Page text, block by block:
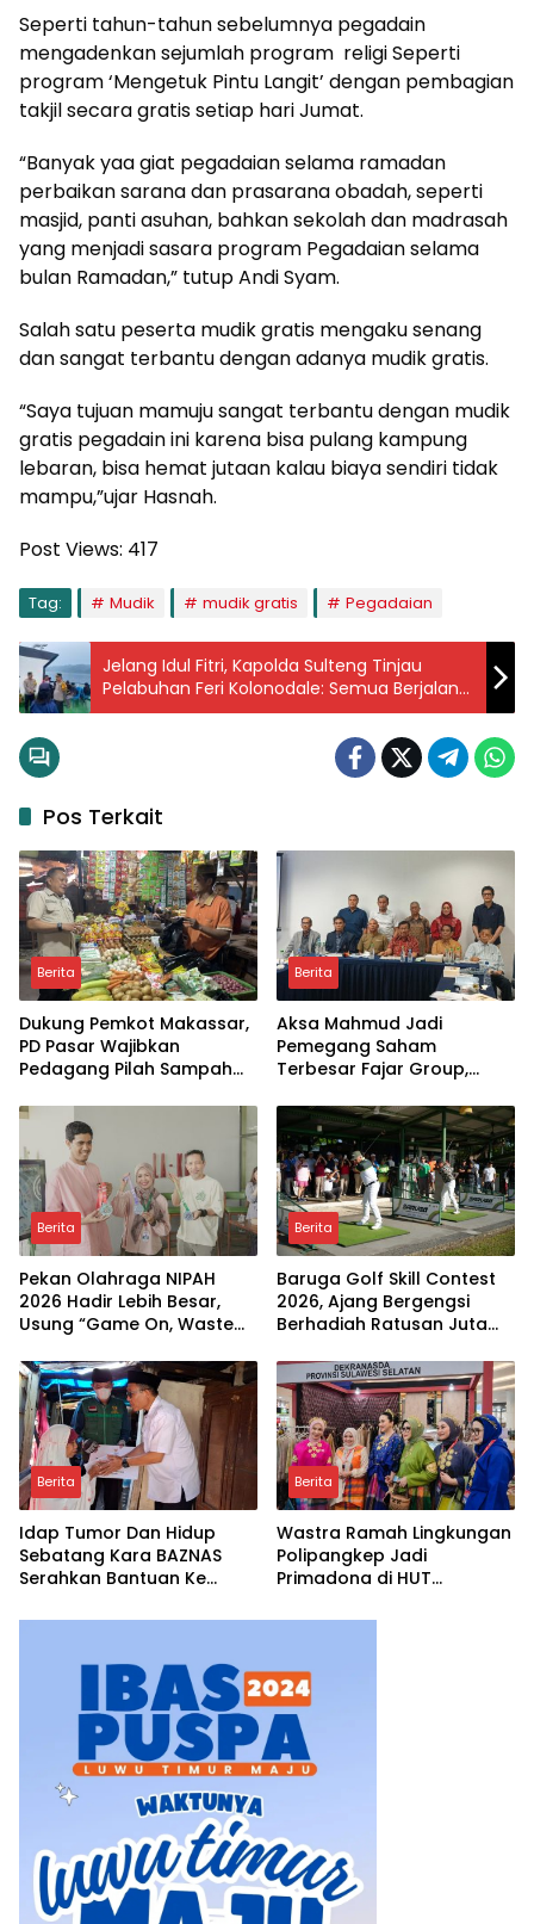
Seperti tahun-tahun sebelumnya pegadain
mengadenkan sejumlah program religi Seperti
program ‘Mengetuk Pintu Langit’ dengan pembagian
takjil secara gratis setiap hari Jumat.
“Banyak yaa giat pegadaian selama ramadan
perbaikan sarana dan prasarana obadah, seperti
masjid, panti asuhan, bahkan sekolah dan madrasah
yang menjadi sasara program Pegadaian selama
bulan Ramadan,” tutup Andi Syam.
Salah satu peserta mudik gratis mengaku senang
dan sangat terbantu dengan adanya mudik gratis.
“Saya tujuan mamuju sangat terbantu dengan mudik
gratis pegadain ini karena bisa pulang kampung
lebaran, bisa hemat jutaan kalau biaya sendiri tidak
mampu,”ujar Hasnah.
Post Views: 417
Tag: Mudik mudik gratis Pegadaian
Jelang Idul Fitri, Kapolda Sulteng Tinjau
Pelabuhan Feri Kolonodale: Semua Berjalan
Lancar
Pos Terkait
Berita
Dukung Pemkot Makassar,
PD Pasar Wajibkan
Pedagang Pilah Sampah
Berita
Aksa Mahmud Jadi
Pemegang Saham
Terbesar Fajar Group,
Perkuat Transformasi
Bisnis
Berita
Pekan Olahraga NIPAH
2026 Hadir Lebih Besar,
Usung “Game On, Waste
Baru Membangun
Ekosistem Olahraga dan
Keberlanjutan
Berita
Baruga Golf Skill Contest
2026, Ajang Bergengsi
Berhadiah Ratusan Juta
Berita
Idap Tumor Dan Hidup
Sebatang Kara BAZNAS
Serahkan Bantuan Ke
Berita
Wastra Ramah Lingkungan
Polipangkep Jadi
Primadona di HUT
Tuai Apresiasi Tokoh